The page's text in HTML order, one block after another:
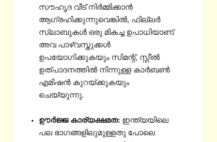
സൗഹൃദ വീട് നിർമ്മിക്കാൻ
ആഗ്രഹിക്കുന്നുവെങ്കിൽ, ഫില്ലർ
സ്ലാബുകൾ ഒരു മികച്ച ഉപാധിയാണ്.
അവ പാഴ്വസ്തുക്കൾ
ഉപയോഗിക്കുകയും സിമന്റ്, സ്റ്റീൽ
ഉത്പാദനത്തിൽ നിന്നുള്ള കാർബൺ
എമിഷൻ കുറയ്ക്കുകയും
ചെയ്യുന്നു.
ഊർജ്ജ കാര്യക്ഷമത: ഇന്ത്യയിലെ
പല ഭാഗങ്ങളിലുമുള്ളതു പോലെ